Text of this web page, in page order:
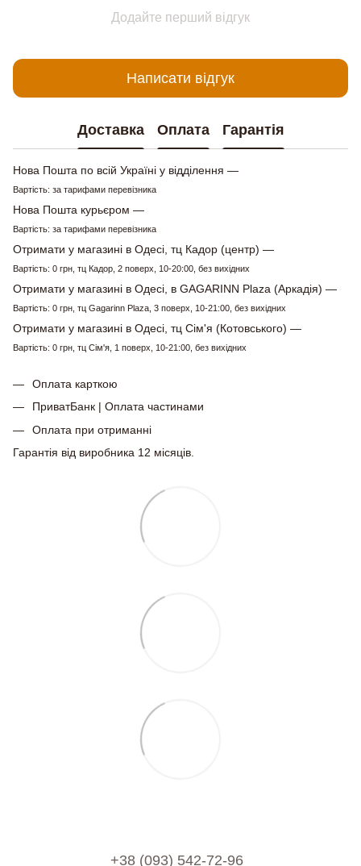
Додайте перший відгук
Написати відгук
Доставка Оплата Гарантія
Нова Пошта по всій Україні у відділення —
Вартість: за тарифами перевізника
Нова Пошта курьєром —
Вартість: за тарифами перевізника
Отримати у магазині в Одесі, тц Кадор (центр) —
Вартість: 0 грн, тц Кадор, 2 поверх, 10-20:00, без вихідних
Отримати у магазині в Одесі, в GAGARINN Plaza (Аркадія) —
Вартість: 0 грн, тц Gagarinn Plaza, 3 поверх, 10-21:00, без вихідних
Отримати у магазині в Одесі, тц Сім'я (Котовського) —
Вартість: 0 грн, тц Сім'я, 1 поверх, 10-21:00, без вихідних
Оплата карткою
ПриватБанк | Оплата частинами
Оплата при отриманні
Гарантія від виробника 12 місяців.
+38 (093) 542-72-96